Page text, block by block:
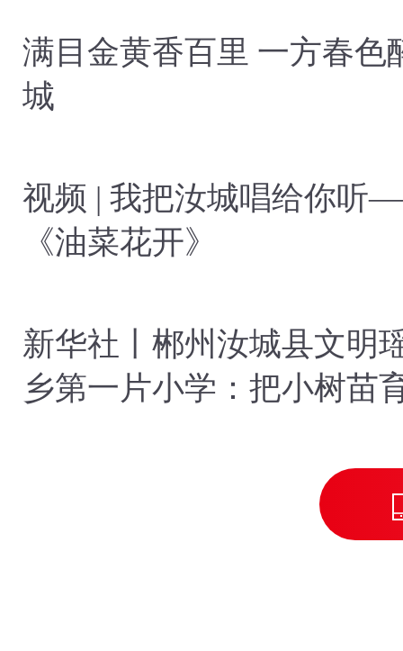
满目金黄香百里 一方春色
城
视频 | 我把汝城唱给你听
《油菜花开》
新华社丨郴州汝城县文明
乡第一片小学：把小树苗